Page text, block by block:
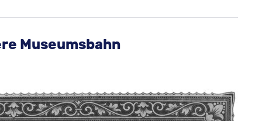
Museumsbahn